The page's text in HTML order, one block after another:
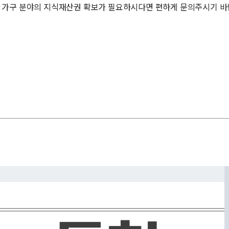
구 분야의 지식재산권 확보가 필요하시다면 편하게 문의주시기